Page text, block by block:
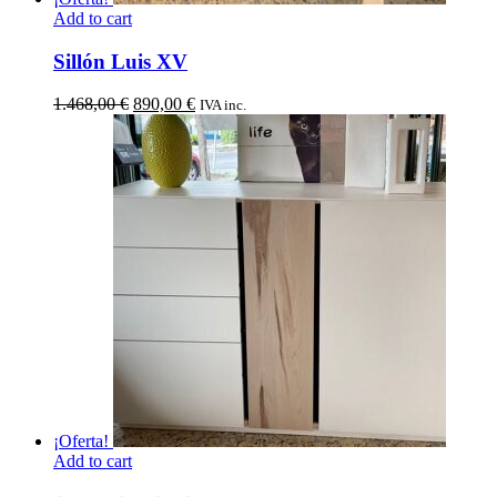
Add to cart
Sillón Luis XV
1.468,00€ El
precio
original
era:
1.468,00 €.
890,00 €El
precio
actual
es:
890,00 €.
IVA inc.
¡Oferta!
Add to cart